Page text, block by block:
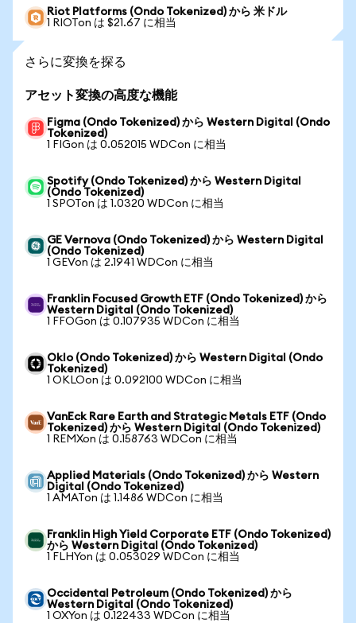
Riot Platforms (Ondo Tokenized) から 米ドル
1 RIOTon は $21.67 に相当
さらに変換を探る
アセット変換の高度な機能
Figma (Ondo Tokenized) から Western Digital (Ondo
Tokenized)
1 FIGon は 0.052015 WDCon に相当
Spotify (Ondo Tokenized) から Western Digital
(Ondo Tokenized)
1 SPOTon は 1.0320 WDCon に相当
GE Vernova (Ondo Tokenized) から Western Digital
(Ondo Tokenized)
1 GEVon は 2.1941 WDCon に相当
Franklin Focused Growth ETF (Ondo Tokenized) から
Western Digital (Ondo Tokenized)
1 FFOGon は 0.107935 WDCon に相当
Oklo (Ondo Tokenized) から Western Digital (Ondo
Tokenized)
1 OKLOon は 0.092100 WDCon に相当
VanEck Rare Earth and Strategic Metals ETF (Ondo
Tokenized) から Western Digital (Ondo Tokenized)
1 REMXon は 0.158763 WDCon に相当
Applied Materials (Ondo Tokenized) から Western
Digital (Ondo Tokenized)
1 AMATon は 1.1486 WDCon に相当
Franklin High Yield Corporate ETF (Ondo Tokenized)
から Western Digital (Ondo Tokenized)
1 FLHYon は 0.053029 WDCon に相当
Occidental Petroleum (Ondo Tokenized) から
Western Digital (Ondo Tokenized)
1 OXYon は 0.122433 WDCon に相当